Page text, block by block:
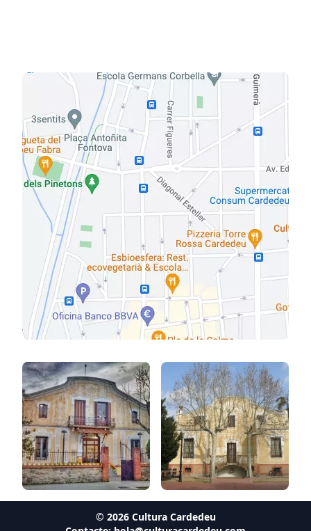
© 2026Cultura Cardedeu